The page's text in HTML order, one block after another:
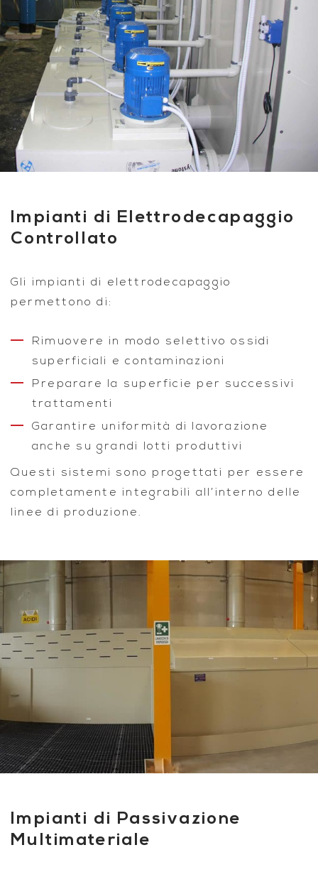
Impianti di Elettrodecapaggio
Controllato
Gli impianti di elettrodecapaggio
permettono di:
Rimuovere in modo selettivo ossidi
superficiali e contaminazioni
Preparare la superficie per successivi
trattamenti
Garantire uniformità di lavorazione
anche su grandi lotti produttivi
Questi sistemi sono progettati per essere
completamente integrabili all’interno delle
linee di produzione.
Impianti di Passivazione
Multimateriale